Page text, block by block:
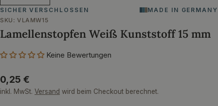
SICHER VERSCHLOSSEN
MADE IN GERMANY
SKU: VLAMW15
Lamellenstopfen Weiß Kunststoff 15 mm
Keine Bewertungen
Regulärer
Preis
0,25 €
inkl. MwSt. Versand wird beim Checkout berechnet.